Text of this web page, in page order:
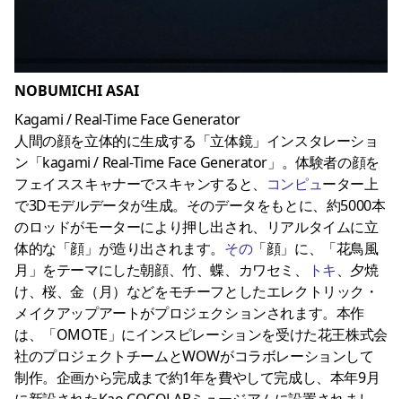
NOBUMICHI ASAI
Kagami / Real-Time Face Generator
人間の顔を立体的に生成する「立体鏡」インスタレーショ
ン「kagami / Real-Time Face Generator」。体験者の顔を
フェイススキャナーでスキャンすると、 コンピューター上
で3Dモデルデータが生成。そのデータをもとに、約5000本
のロッドがモーターにより押し出され、リアルタイムに立
体的な「顔」が造り出されます。 その「顔」に、「花鳥風
月」をテーマにした朝顔、竹、蝶、カワセミ、
トキ、夕焼
け、桜、金（月）などをモチーフとしたエレクトリック・
メイクアップアートがプロジェクションされます。本作
は、「OMOTE」にインスピレーションを受けた花王株式会
社のプロジェクトチームとWOWがコラボレーションして
制作。企画から完成まで約1年を費やして完成し、本年9月